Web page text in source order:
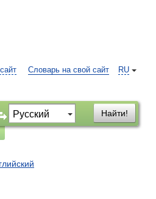
RU
Словарь на свой сайт
Найти!